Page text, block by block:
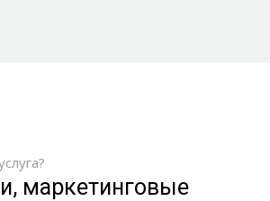
маркетинговые